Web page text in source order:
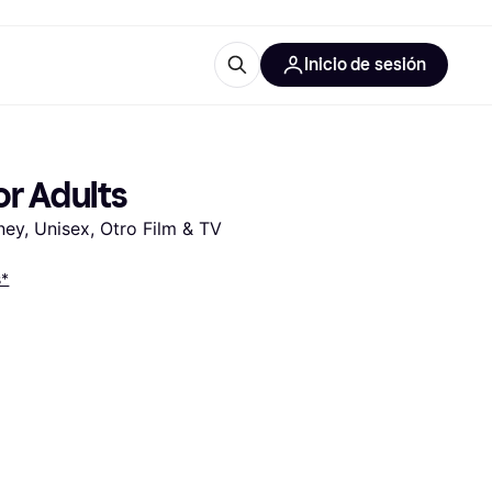
Inicio de sesión
Adults
Unisex, Otro Film & TV